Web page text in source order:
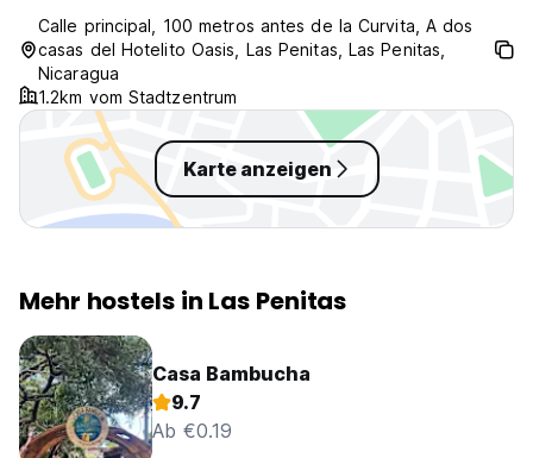
Calle principal, 100 metros antes de la Curvita, A dos
casas del Hotelito Oasis, Las Penitas, Las Penitas,
Nicaragua
1.2km vom Stadtzentrum
Karte anzeigen
Mehr hostels in Las Penitas
Casa Bambucha
9.7
Ab €0.19